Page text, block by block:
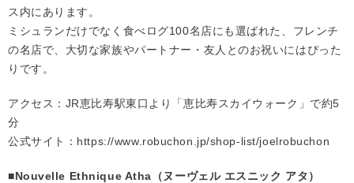
ス内にあります。
ミシュランだけでなく食べログ100名店にも選ばれた、フレンチ
の名店で、大切な家族やパートナー・友人とのお祝いにはぴった
りです。
アクセス：JR恵比寿駅東口より「恵比寿スカイウォーク」で約5
分
公式サイト： https://www.robuchon.jp/shop-list/joelrobuchon
■Nouvelle Ethnique Atha（ヌーヴェル エスニック アタ）